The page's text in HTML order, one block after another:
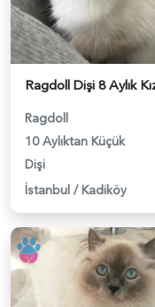
Ragdoll
10 Aylıktan Küçük
Dişi
İstanbul / Kadiköy